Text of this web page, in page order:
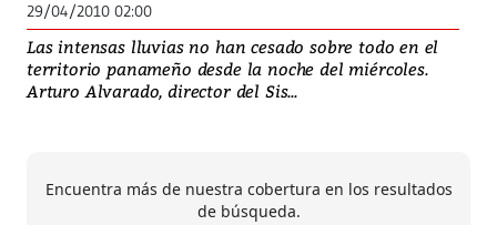
29/04/2010 02:00
Las intensas lluvias no han cesado sobre todo en el
territorio panameño desde la noche del miércoles.
Arturo Alvarado, director del Sis...
Encuentra más de nuestra cobertura en los resultados
de búsqueda.